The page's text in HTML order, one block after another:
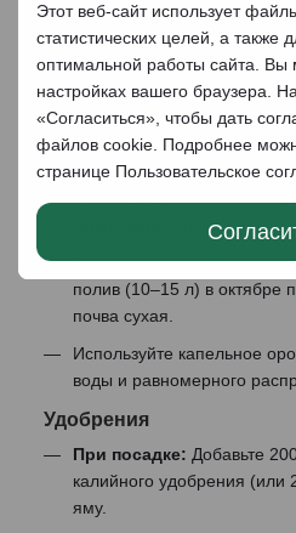
Этот веб-сайт использует
статистических целей, а также
оптимальной работы сайта. Вы
настройках вашего браузера.
«Согласиться», чтобы дать
файлов cookie. Подробнее
странице Пользовательское
Полив
Первые 2 недели:
10 л на саженец),
Вегетационный период
раз в 3–5 дней (10–15 л),
сухие. Во время
года) увеличьте полив до
Осень
полив (10–15 л) в октябре
почва сухая.
Используйте капельное
воды и равномерного
Удобрения
При посадке: Добавьте
калийного удобрения (или
яму.